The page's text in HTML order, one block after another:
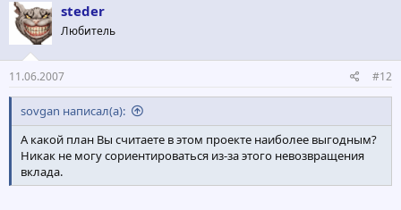
steder
Любитель
11.06.2007 #12
sovgan написал(а):
А какой план Вы считаете в этом проекте наиболее выгодным?
Никак не могу сориентироваться из-за этого невозвращения
вклада.